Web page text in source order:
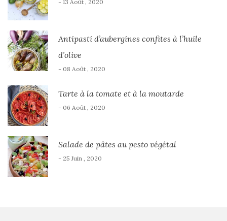
- 13 Août , 2020
Antipasti d’aubergines confites à l’huile
d’olive
- 08 Août , 2020
Tarte à la tomate et à la moutarde
- 06 Août , 2020
Salade de pâtes au pesto végétal
- 25 Juin , 2020